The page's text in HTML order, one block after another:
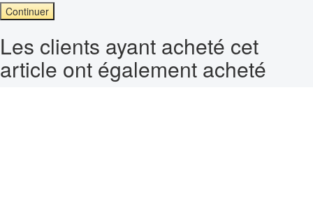
Continuer
Les clients ayant acheté cet
article ont également acheté